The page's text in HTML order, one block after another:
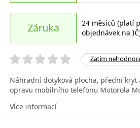
Záruka
24 měsíců (platí
objednávek na
Zatím
Náhradní dotyková plocha, přední kryt
opravu mobilního telefonu Motorola
Více informací